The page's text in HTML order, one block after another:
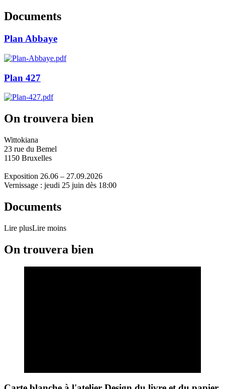
Documents
Plan Abbaye
Plan 427
On trouvera bien
Wittokiana
23 rue du Bemel
1150 Bruxelles
Exposition 26.06 – 27.09.2026
Vernissage : jeudi 25 juin dès 18:00
Documents
Lire plusLire moins
On trouvera bien